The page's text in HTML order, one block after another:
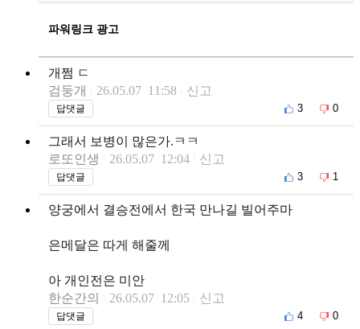
파워링크 광고
개쩜 ㄷ
검둥개
26.05.07 11:58 신고
답댓글 3 0
그래서 보병이 많은가.ㅋㅋ
로또인생
26.05.07 12:04 신고
답댓글 3 1
양궁에서 결승전에서 한국 만나길 빌어주마
은메달은 따게 해줄께
아 개인전은 미안
한순간의
26.05.07 12:05 신고
답댓글 4 0